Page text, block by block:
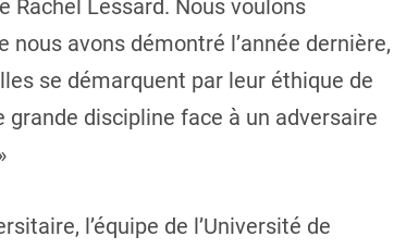
Rachel Lessard. Nous voulons
avons démontré l’année dernière,
se démarquent par leur éthique de
grande discipline face à un adversaire
l’équipe de l’Université de